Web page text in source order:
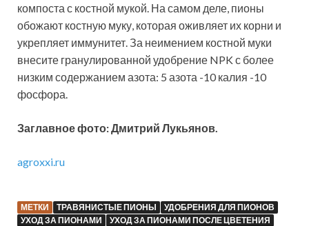
компоста с костной мукой. На самом деле, пионы
обожают костную муку, которая оживляет их корни и
укрепляет иммунитет. За неимением костной муки
внесите гранулированной удобрение NPK с более
низким содержанием азота: 5 азота -10 калия -10
фосфора.
Заглавное фото: Дмитрий Лукьянов.
agroxxi.ru
МЕТКИ ТРАВЯНИСТЫЕ ПИОНЫ
УДОБРЕНИЯ ДЛЯ ПИОНОВ
УХОД ЗА ПИОНАМИ
УХОД ЗА ПИОНАМИ ПОСЛЕ ЦВЕТЕНИЯ